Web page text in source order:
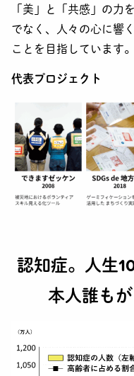
「美」と「共感」の力
でなく、人々の心に響
ことを目指しています。
代表プロジェクト
認知症。人生
本人誰も